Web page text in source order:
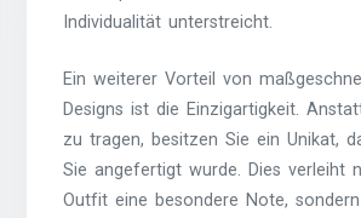
Individualität unterstreicht.
Ein weiterer Vorteil von
Designs ist die Einzigartigkeit.
zu tragen, besitzen Sie ein Unikat,
Sie angefertigt wurde. Dies verleiht
Outfit eine besondere Note,